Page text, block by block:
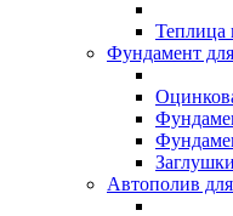
Теплица
Фундамент
Автополив